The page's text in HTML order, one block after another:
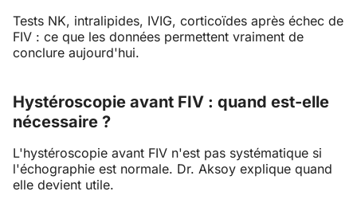
Tests NK, intralipides, IVIG, corticoïdes après échec de
FIV : ce que les données permettent vraiment de
conclure aujourd'hui.
Hystéroscopie avant FIV : quand est-elle
nécessaire ?
L'hystéroscopie avant FIV n'est pas systématique si
l'échographie est normale. Dr. Aksoy explique quand
elle devient utile.